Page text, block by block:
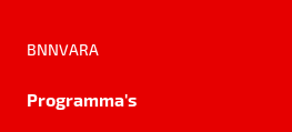
BNNVARA
Programma's